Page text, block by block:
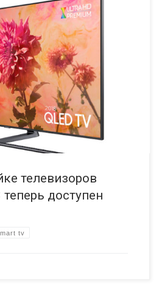
Нью-Йорке компания показала
линейку Samsung 2018. В состав
QLED, телевизоры UHD,
UHD и телевизоры с очень большими
и выше. Samsung представила
в этой линейке наряду с
и усовершенствованиями. Во […]
телевизоров
доступен
tv